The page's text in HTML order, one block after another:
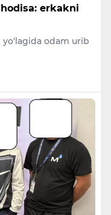
erkakni
odam urib